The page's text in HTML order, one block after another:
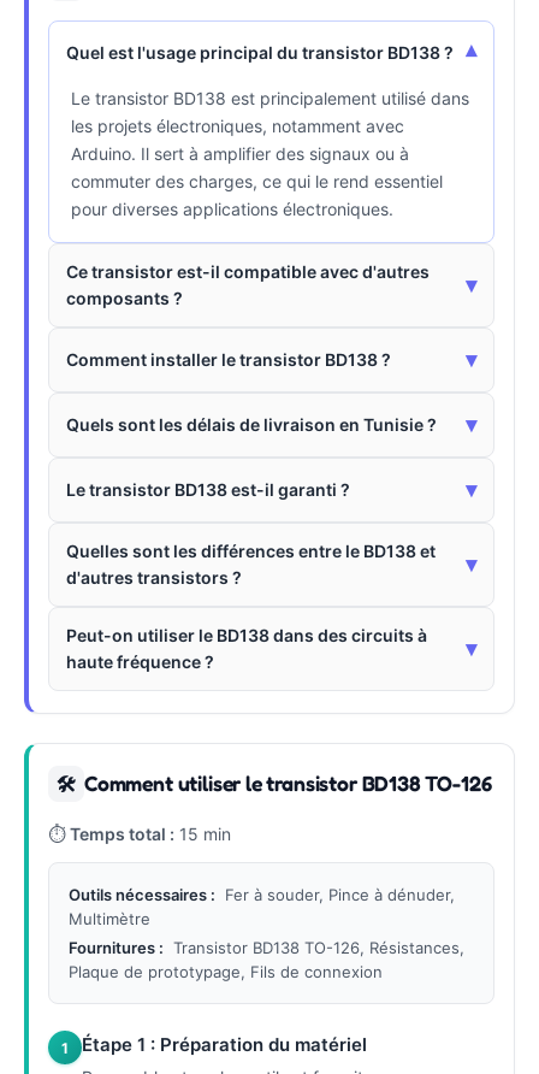
Quel est l'usage principal du transistor BD138 ? ▾
Le transistor BD138 est principalement utilisé dans
les projets électroniques, notamment avec
Arduino. Il sert à amplifier des signaux ou à
commuter des charges, ce qui le rend essentiel
pour diverses applications électroniques.
Ce transistor est-il compatible avec d'autres
composants ?
▾
Comment installer le transistor BD138 ? ▾
Quels sont les délais de livraison en Tunisie ? ▾
Le transistor BD138 est-il garanti ? ▾
Quelles sont les différences entre le BD138 et
d'autres transistors ?
▾
Peut-on utiliser le BD138 dans des circuits à
haute fréquence ?
▾
🛠 Comment utiliser le transistor BD138 TO-126
⏱Temps total : 15 min
Outils nécessaires :
Fer à souder, Pince à dénuder,
Multimètre
Fournitures : Transistor BD138 TO-126, Résistances,
Plaque de prototypage, Fils de connexion
1 Étape 1 : Préparation du matériel